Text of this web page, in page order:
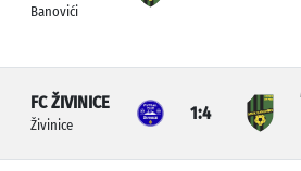
Banovići
FC ŽIVINICE
Živinice
1:4